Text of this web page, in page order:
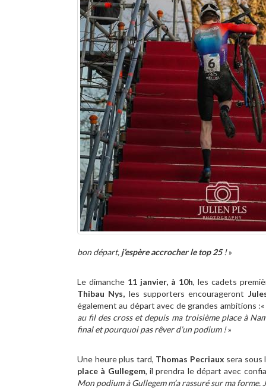
bon départ, j’espère accrocher le top 25!»
Le dimanche 11 janvier, à 10h, les cadets
Thibau Nys, les supporters encourageront
également au départ avec de grandes ambitions :«
au fil des cross et depuis ma troisième place à
final et pourquoi pas rêver d’un podium !»
Une heure plus tard, Thomas Pecriaux sera sous
place à Gullegem, il prendra le départ avec
Mon podium à Gullegem m’a rassuré sur ma forme.